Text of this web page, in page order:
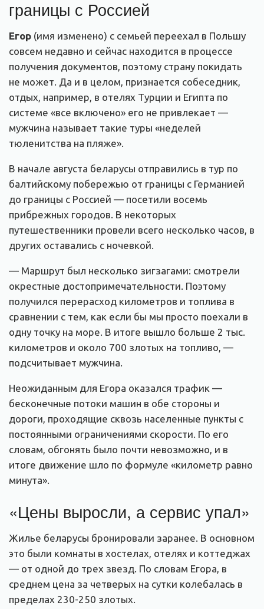
границы с Россией
Егор (имя изменено) с семьей переехал в Польшу
совсем недавно и сейчас находится в процессе
получения документов, поэтому страну покидать
не может. Да и в целом, признается собеседник,
отдых, например, в отелях Турции и Египта по
системе «все включено» его не привлекает —
мужчина называет такие туры «неделей
тюленитства на пляже».
В начале августа беларусы отправились в тур по
балтийскому побережью от границы с Германией
до границы с Россией — посетили восемь
прибрежных городов. В некоторых
путешественники провели всего несколько часов, в
других оставались с ночевкой.
— Маршрут был несколько зигзагами: смотрели
окрестные достопримечательности. Поэтому
получился перерасход километров и топлива в
сравнении с тем, как если бы мы просто поехали в
одну точку на море. В итоге вышло больше 2 тыс.
километров и около 700 злотых на топливо, —
подсчитывает мужчина.
Неожиданным для Егора оказался трафик —
бесконечные потоки машин в обе стороны и
дороги, проходящие сквозь населенные пункты с
постоянными ограничениями скорости. По его
словам, обгонять было почти невозможно, и в
итоге движение шло по формуле «километр равно
минута».
«Цены выросли, а сервис упал»
Жилье беларусы бронировали заранее. В основном
это были комнаты в хостелах, отелях и коттеджах
— от одной до трех звезд. По словам Егора, в
среднем цена за четверых на сутки колебалась в
пределах 230-250 злотых.